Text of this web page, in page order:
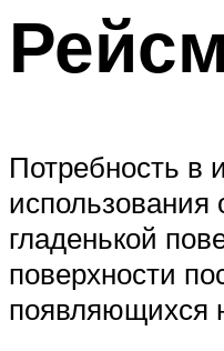
Потребность в
использования
гладенькой
поверхности
появляющихся